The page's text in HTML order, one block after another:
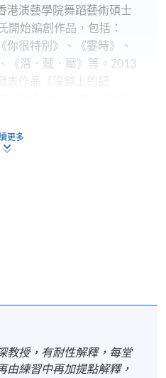
港演藝學院舞蹈藝術碩士
開始編創作品，包括：
你很特別》、《霎時》、
《潛．藏．壓》等。2013
表作品《沒鎖上的記
團教育及外展部主辦 賽馬
音樂劇計劃。
2027年1月，逢周日，
更多
教授，有耐性解釋，每堂
由練習中再加提點解釋，